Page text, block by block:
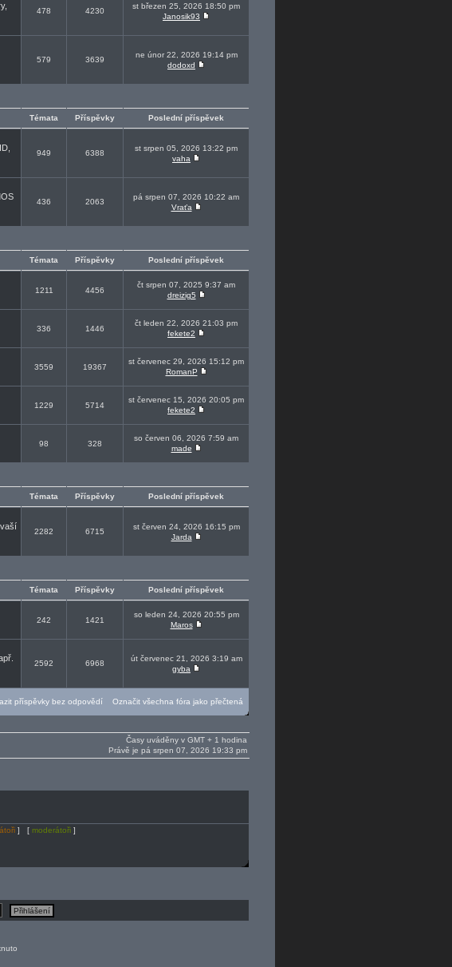
478 4230
st březen 25, 2026 18:50 pm
Janosik93
579 3639
ne únor 22, 2026 19:14 pm
dodoxd
Témata Příspěvky Poslední příspěvek
949 6388
st srpen 05, 2026 13:22 pm
vaha
436 2063
pá srpen 07, 2026 10:22 am
Vraťa
Témata Příspěvky Poslední příspěvek
1211 4456
čt srpen 07, 2025 9:37 am
dreizig5
336 1446
čt leden 22, 2026 21:03 pm
fekete2
3559 19367
st červenec 29, 2026 15:12 pm
RomanP
1229 5714
st červenec 15, 2026 20:05 pm
fekete2
98 328
so červen 06, 2026 7:59 am
made
Témata Příspěvky Poslední příspěvek
2282 6715
st červen 24, 2026 16:15 pm
Jarda
Témata Příspěvky Poslední příspěvek
242 1421
so leden 24, 2026 20:55 pm
Maros
2592 6968
út červenec 21, 2026 3:19 am
gyba
příspěvky bez odpovědí Označit všechna fóra jako přečtená
Časy uváděny v GMT + 1 hodina
Právě je pá srpen 07, 2026 19:33 pm
] [ moderátoři ]